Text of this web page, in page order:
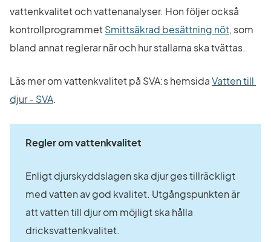
vattenkvalitet och vattenanalyser. Hon följer också
kontrollprogrammet Smittsäkrad besättning nötLänk till
, som
bland annat reglerar när och hur stallarna ska tvättas.
Läs mer om vattenkvalitet på SVA:s hemsida Vatten till
djur - SVALänk till annan webbplats.
.
Regler om vattenkvalitet
Enligt djurskyddslagen ska djur ges tillräckligt
med vatten av god kvalitet. Utgångspunkten är
att vatten till djur om möjligt ska hålla
dricksvattenkvalitet.